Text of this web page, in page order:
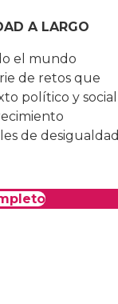
A LARGO
el mundo
de retos que
político y social
de desigualdad